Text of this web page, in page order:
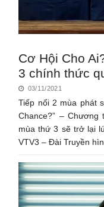
Cơ Hội Cho
3 chính thức
03/11/2021
Tiếp nối 2 mùa phát
Chance?” –
mùa thứ 3 sẽ trở lại
VTV3 – Đài Truyền